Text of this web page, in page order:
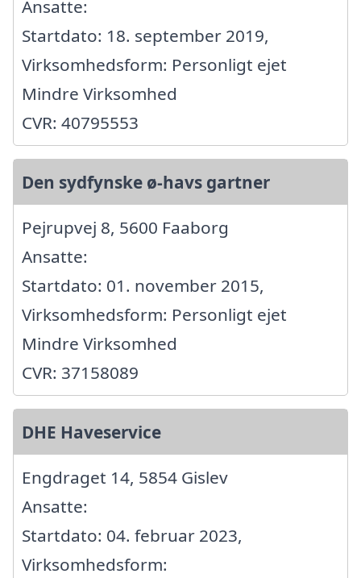
Ansatte:
Startdato: 18. september 2019,
Virksomhedsform: Personligt ejet
Mindre Virksomhed
CVR: 40795553
Den sydfynske ø-havs gartner
Pejrupvej 8, 5600 Faaborg
Ansatte:
Startdato: 01. november 2015,
Virksomhedsform: Personligt ejet
Mindre Virksomhed
CVR: 37158089
DHE Haveservice
Engdraget 14, 5854 Gislev
Ansatte:
Startdato: 04. februar 2023,
Virksomhedsform: